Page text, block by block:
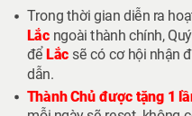
Trong thời gian diễn ra
Lắcngoài thành chính,
để Lắc sẽ có cơ hội nhận
dẫn.
Thành Chủ được tặng 1